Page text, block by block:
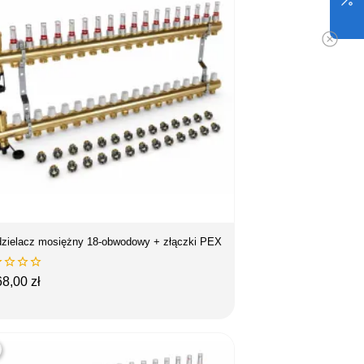
mosiężny 18-obwodowy + złączki PEX

zł